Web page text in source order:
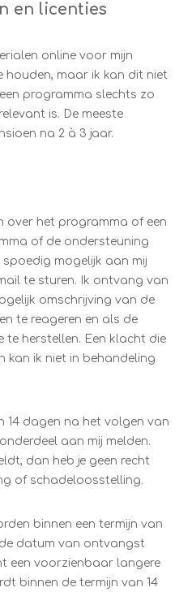
en licenties
online voor mijn
houden, maar ik kan dit niet
programma slechts zo
is. De meeste
na 2 à 3 jaar.
over het programma of een
of de ondersteuning
mogelijk aan mij
te sturen. Ik ontvang van
omschrijving van de
te reageren en als de
te herstellen. Een klacht die
kan ik niet in behandeling
14 dagen na het volgen van
aan mij melden.
dan heb je geen recht
of schadeloosstelling.
binnen een termijn van
datum van ontvangst
een voorzienbaar langere
binnen de termijn van 14